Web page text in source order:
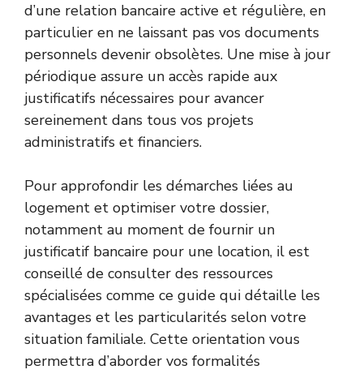
d’une relation bancaire active et régulière, en
particulier en ne laissant pas vos documents
personnels devenir obsolètes. Une mise à jour
périodique assure un accès rapide aux
justificatifs nécessaires pour avancer
sereinement dans tous vos projets
administratifs et financiers.
Pour approfondir les démarches liées au
logement et optimiser votre dossier,
notamment au moment de fournir un
justificatif bancaire pour une location, il est
conseillé de consulter des ressources
spécialisées comme ce guide qui détaille les
avantages et les particularités selon votre
situation familiale. Cette orientation vous
permettra d’aborder vos formalités